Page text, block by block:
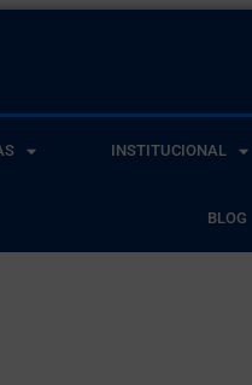
INSTITUCIONAL
BLOG